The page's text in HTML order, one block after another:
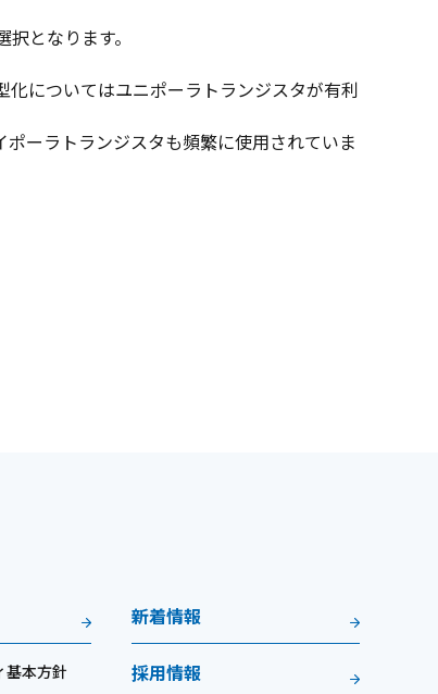
となります。
についてはユニポーラトランジスタが有利
ーラトランジスタも頻繁に使用されていま
基本方針
新着情報
採用情報